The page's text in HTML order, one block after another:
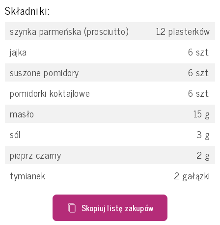
Składniki:
szynka parmeńska (prosciutto) 12 plasterków
jajka
6 szt.
suszone pomidory
6 szt.
pomidorki koktajlowe
6 szt.
masło
15 g
sól
3 g
pieprz czarny
2 g
tymianek
2 gałązki
Skopiuj listę zakupów